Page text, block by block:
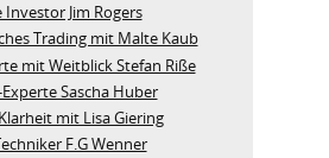
Investor Jim Rogers
Trading mit Malte Kaub
mit Weitblick Stefan Riße
Sascha Huber
mit Lisa Giering
F.G Wenner